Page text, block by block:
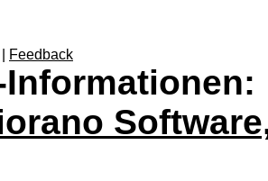
Feedback